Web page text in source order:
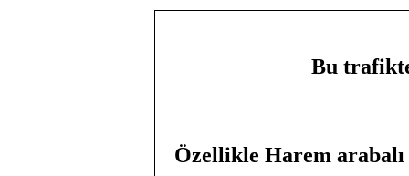
Bu
Özellikle Harem